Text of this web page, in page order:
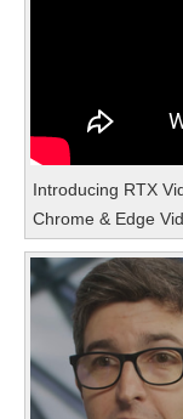
Introducing RTX
Chrome & Edge